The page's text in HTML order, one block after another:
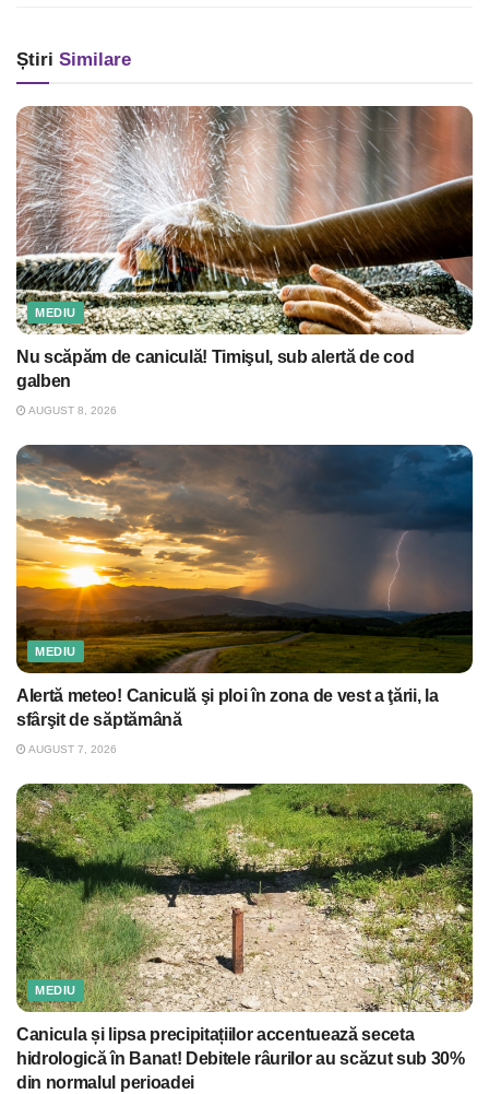
Știri Similare
MEDIU
Nu scăpăm de caniculă! Timişul, sub alertă de cod
galben
AUGUST 8, 2026
MEDIU
Alertă meteo! Caniculă şi ploi în zona de vest a ţării, la
sfârşit de săptămână
AUGUST 7, 2026
MEDIU
Canicula și lipsa precipitațiilor accentuează seceta
hidrologică în Banat! Debitele râurilor au scăzut sub 30%
din normalul perioadei